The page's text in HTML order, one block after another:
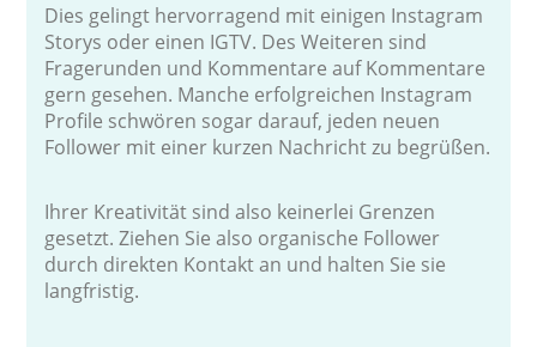
Dies gelingt hervorragend mit einigen Instagram
Storys oder einen IGTV. Des Weiteren sind
Fragerunden und Kommentare auf Kommentare
gern gesehen. Manche erfolgreichen Instagram
Profile schwören sogar darauf, jeden neuen
Follower mit einer kurzen Nachricht zu begrüßen.
Ihrer Kreativität sind also keinerlei Grenzen
gesetzt. Ziehen Sie also organische Follower
durch direkten Kontakt an und halten Sie sie
langfristig.